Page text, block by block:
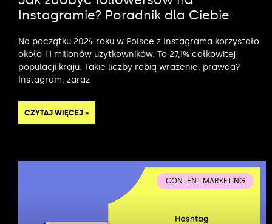
Instagramie? Poradnik dla Ciebie
Na początku 2024 roku w Polsce z Instagrama korzystało
około 11 milionów użytkowników. To 27,1% całkowitej
populacji kraju. Takie liczby robią wrażenie, prawda?
Instagram, zaraz
CZYTAJ WIĘCEJ »
CONTENT MARKETING